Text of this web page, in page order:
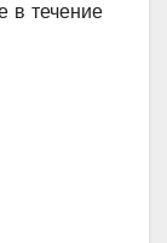
в течение